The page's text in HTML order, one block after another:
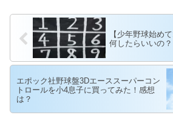
【少年野球始め
何したらいいの？
エポック社野球盤3Dエーススーパーコン
トロールを小4息子に買ってみた！感想
は？